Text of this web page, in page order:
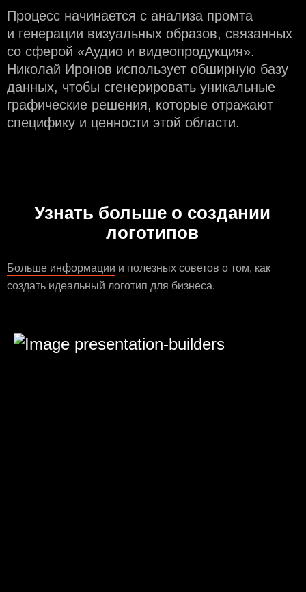
Процесс начинается с анализа промта
и генерации визуальных образов, связанных
со сферой «Аудио и видеопродукция».
Николай Иронов использует обширную базу
данных, чтобы сгенерировать уникальные
графические решения, которые отражают
специфику и ценности этой области.
Узнать больше о создании
логотипов
Больше информации и полезных советов о том, как
создать идеальный логотип для бизнеса.